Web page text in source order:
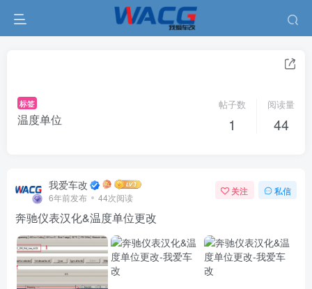
标签
温度单位
帖子数
1
阅读量
44
我爱车改
6年前发布 44次阅读
关注 私信
奔驰仪表汉化&温度单位更改